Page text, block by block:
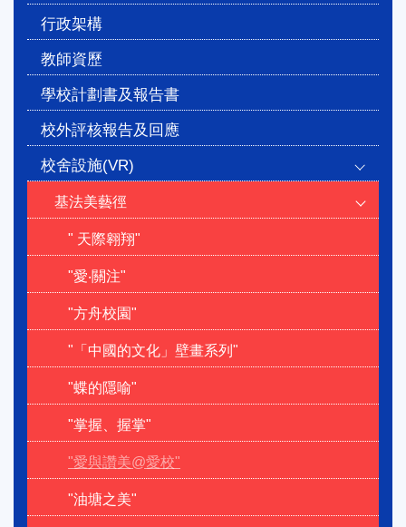
行政架構
教師資歷
學校計劃書及報告書
校外評核報告及回應
校舍設施(VR)
基法美藝徑
" 天際翱翔"
"愛‧關注"
"方舟校園"
"「中國的文化」壁畫系列"
"蝶的隱喻"
"掌握、握掌"
"愛與讚美@愛校"
"油塘之美"